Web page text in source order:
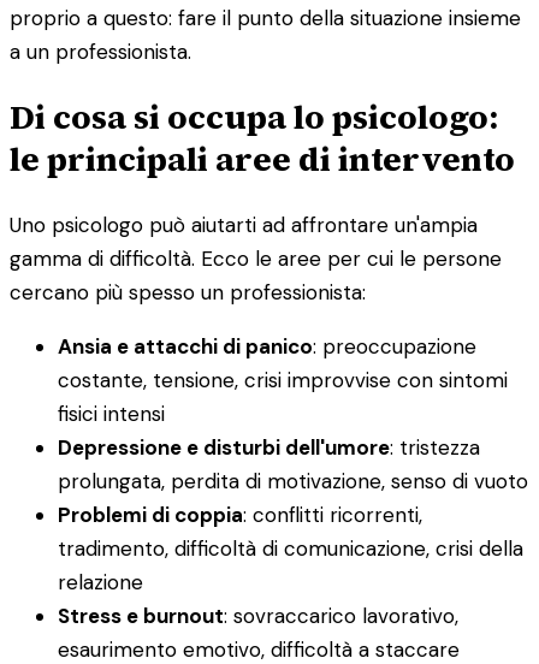
proprio a questo: fare il punto della situazione insieme
a un professionista.
Di cosa si occupa lo psicologo:
le principali aree di intervento
Uno psicologo può aiutarti ad affrontare un'ampia
gamma di difficoltà. Ecco le aree per cui le persone
cercano più spesso un professionista:
Ansia e attacchi di panico: preoccupazione
costante, tensione, crisi improvvise con sintomi
fisici intensi
Depressione e disturbi dell'umore: tristezza
prolungata, perdita di motivazione, senso di vuoto
Problemi di coppia: conflitti ricorrenti,
tradimento, difficoltà di comunicazione, crisi della
relazione
Stress e burnout: sovraccarico lavorativo,
esaurimento emotivo, difficoltà a staccare